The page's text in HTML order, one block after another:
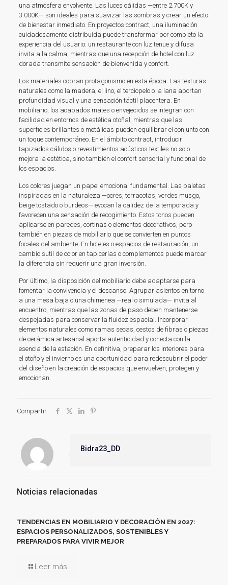
una atmósfera envolvente. Las luces cálidas —entre 2.700K y
3.000K— son ideales para suavizar las sombras y crear un efecto
de bienestar inmediato. En proyectos contract, una iluminación
cuidadosamente distribuida puede transformar por completo la
experiencia del usuario: un restaurante con luz tenue y difusa
invita a la calma, mientras que una recepción de hotel con luz
dorada transmite sensación de bienvenida y confort.
Los materiales cobran protagonismo en esta época. Las texturas
naturales como la madera, el lino, el terciopelo o la lana aportan
profundidad visual y una sensación táctil placentera. En
mobiliario, los acabados mates o envejecidos se integran con
facilidad en entornos de estética otoñal, mientras que las
superficies brillantes o metálicas pueden equilibrar el conjunto con
un toque contemporáneo. En el ámbito contract, introducir
tapizados cálidos o revestimientos acústicos textiles no solo
mejora la estética, sino también el confort sensorial y funcional de
los espacios.
Los colores juegan un papel emocional fundamental. Las paletas
inspiradas en la naturaleza —ocres, terracotas, verdes musgo,
beige tostado o burdeos— evocan la calidez de la temporada y
favorecen una sensación de recogimiento. Estos tonos pueden
aplicarse en paredes, cortinas o elementos decorativos, pero
también en piezas de mobiliario que se convierten en puntos
focales del ambiente. En hoteles o espacios de restauración, un
cambio sutil de color en tapicerías o complementos puede marcar
la diferencia sin requerir una gran inversión.
Por último, la disposición del mobiliario debe adaptarse para
fomentar la convivencia y el descanso. Agrupar asientos en torno
a una mesa baja o una chimenea —real o simulada— invita al
encuentro, mientras que las zonas de paso deben mantenerse
despejadas para conservar la fluidez espacial. Incorporar
elementos naturales como ramas secas, cestos de fibras o piezas
de cerámica artesanal aporta autenticidad y conecta con la
esencia de la estación. En definitiva, preparar los interiores para
el otoño y el invierno es una oportunidad para redescubrir el poder
del diseño en la creación de espacios que envuelven, protegen y
emocionan.
Compartir
Bidra23_DD
Noticias relacionadas
TENDENCIAS EN MOBILIARIO Y DECORACIÓN EN 2027:
ESPACIOS PERSONALIZADOS, SOSTENIBLES Y
PREPARADOS PARA VIVIR MEJOR
Leer más